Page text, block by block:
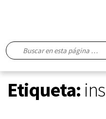
Etiqueta: